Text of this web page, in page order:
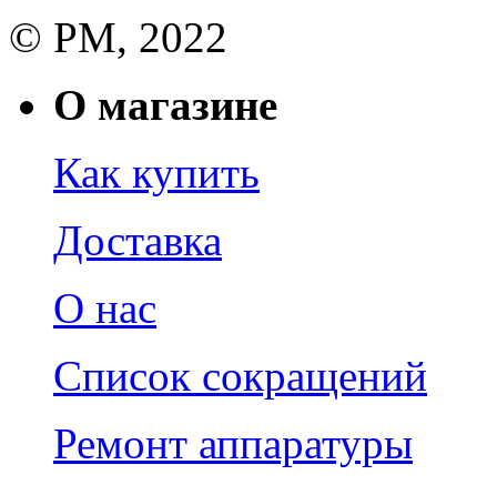
© РМ, 2022
О магазине
Как купить
Доставка
О нас
Список сокращений
Ремонт аппаратуры